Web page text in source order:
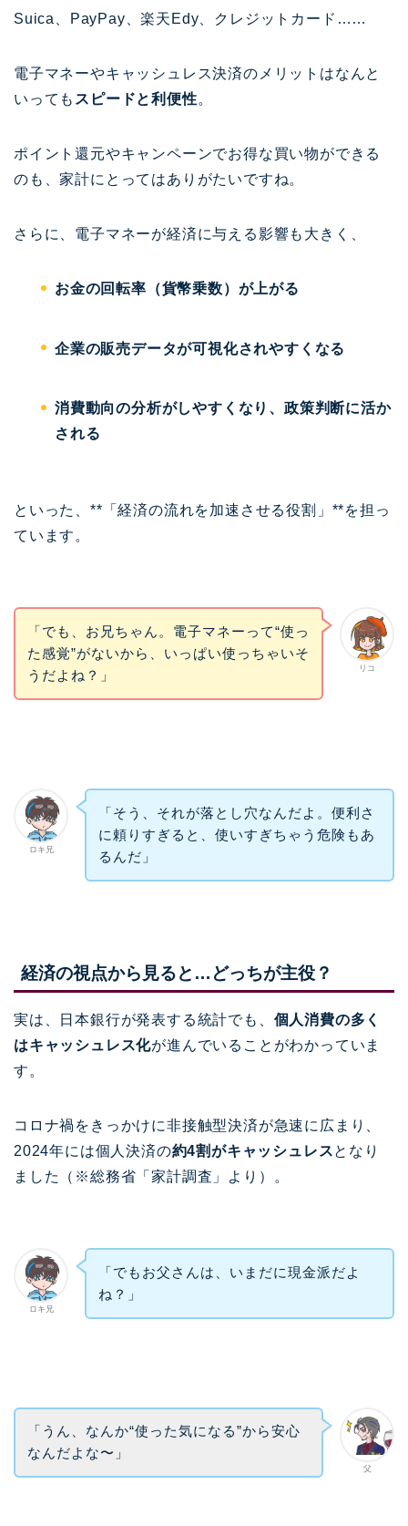
Suica、PayPay、楽天Edy、クレジットカード……
電子マネーやキャッシュレス決済のメリットはなんと
いっても スピードと利便性。
ポイント還元やキャンペーンでお得な買い物ができる
のも、家計にとってはありがたいですね。
さらに、電子マネーが経済に与える影響も大きく、
お金の回転率（貨幣乗数）が上がる
企業の販売データが可視化されやすくなる
消費動向の分析がしやすくなり、政策判断に活か
される
といった、**「経済の流れを加速させる役割」**を担っ
ています。
リコ
「でも、お兄ちゃん。電子マネーって“使っ
た感覚”がないから、いっぱい使っちゃいそ
うだよね？」
ロキ兄
「そう、それが落とし穴なんだよ。便利さ
に頼りすぎると、使いすぎちゃう危険もあ
るんだ」
経済の視点から見ると…どっちが主役？
実は、日本銀行が発表する統計でも、 個人消費の多く
はキャッシュレス化が進んでいることがわかっていま
す。
コロナ禍をきっかけに非接触型決済が急速に広まり、
2024年には個人決済の約4割がキャッシュレスとなり
ました（※総務省「家計調査」より）。
ロキ兄
「でもお父さんは、いまだに現金派だよ
ね？」
父
「うん、なんか“使った気になる”から安心
なんだよな〜」